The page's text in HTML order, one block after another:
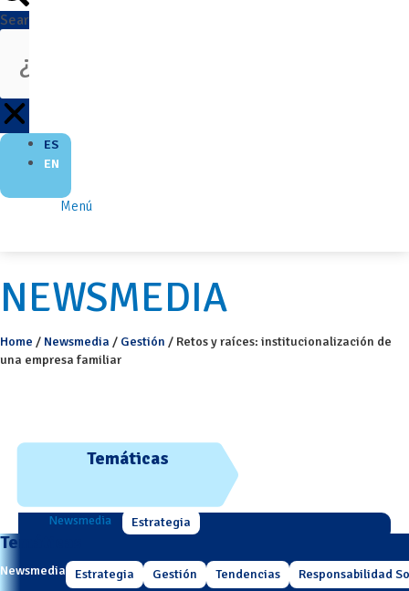
Search
ES
EN
Menú
NEWSMEDIA
Home / Newsmedia / Gestión / Retos y raíces: institucionalización de
una empresa familiar
Temáticas
Newsmedia Estrategia
Temáticas
Newsmedia Estrategia Gestión Tendencias Responsabilidad